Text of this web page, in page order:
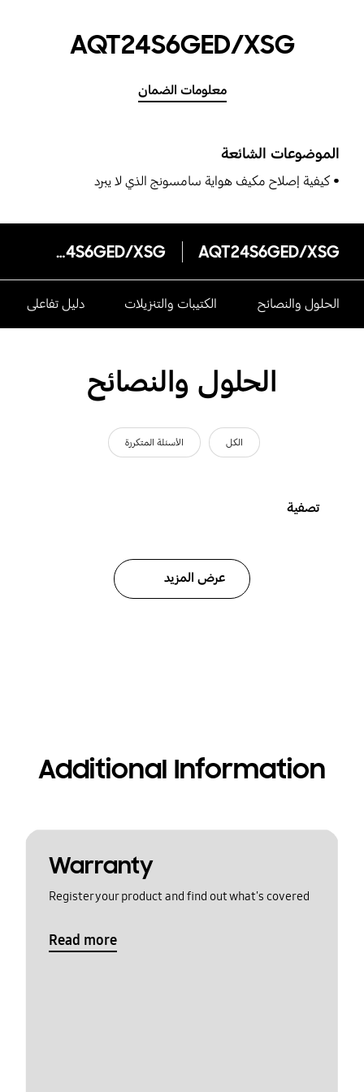
AQT24S6GED/XSG
معلومات الضمان
الموضوعات الشائعة
كيفية إصلاح مكيف هواية سامسونج الذي لا يبرد
AQT24S6GED/XSG
AQT24S6GED/XSG
الحلول والنصائح الكتيبات والتنزيلات دليل تفاعلى
الحلول والنصائح
الكل الأسئلة المتكررة
تصفية
عرض المزيد
Additional Information
Warranty
Register your product and find out what's covered
Read more